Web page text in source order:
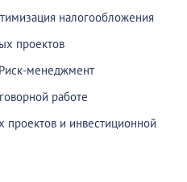
налогообложения
проектов
менеджмент
работе
проектов и инвестиционной